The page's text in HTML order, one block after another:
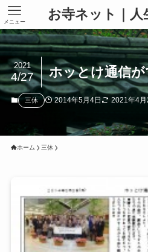
お寺ネット｜人
メニュー
ホッとけ通信
2021
4/27
三休 2014年5月4日 2021年4月
ホーム 三休